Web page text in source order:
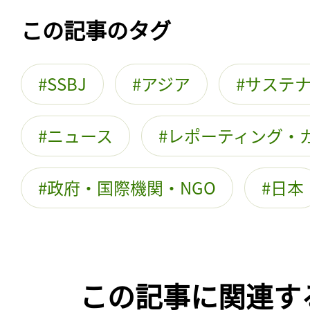
この記事のタグ
SSBJ アジア サステ
ニュース レポーティング・
政府・国際機関・NGO 日本
この記事に関連